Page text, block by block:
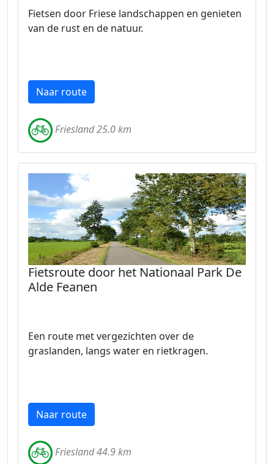
Fietsen door Friese landschappen en genieten
van de rust en de natuur.
Naar route
Friesland 25.0 km
Fietsroute door het Nationaal Park De
Alde Feanen
Een route met vergezichten over de
graslanden, langs water en rietkragen.
Naar route
Friesland 44.9 km